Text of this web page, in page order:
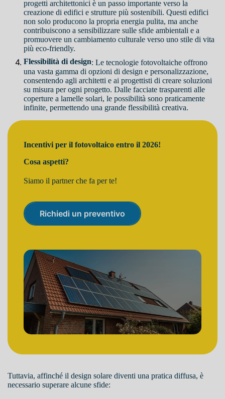
progetti architettonici è un passo importante verso la
creazione di edifici e strutture più sostenibili. Questi edifici
non solo producono la propria energia pulita, ma anche
contribuiscono a sensibilizzare sulle sfide ambientali e a
promuovere un cambiamento culturale verso uno stile di vita
più eco-friendly.
Flessibilità di design: Le tecnologie fotovoltaiche offrono
una vasta gamma di opzioni di design e personalizzazione,
consentendo agli architetti e ai progettisti di creare soluzioni
su misura per ogni progetto. Dalle facciate trasparenti alle
coperture a lamelle solari, le possibilità sono praticamente
infinite, permettendo una grande flessibilità creativa.
Incentivi per il fotovoltaico entro il 2026!
Cosa aspetti?
Siamo il partner che fa per te!
Richiedi un preventivo
Tuttavia, affinché il design solare diventi una pratica diffusa, è
necessario superare alcune sfide: